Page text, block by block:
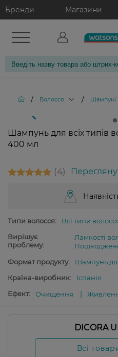
Бренди Магазини
/ Волосся / Шампуні
Шампунь для всіх типів
400 мл
4
Типи волосся:
Всі типи
Вирішує
проблему:
Ламкості
Формат продукту:
Шампунь
Країна-виробник:
Іспанія
Ефект:
Очищення
DICORA
Всі